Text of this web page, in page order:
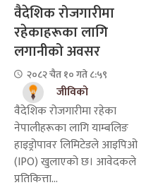
वैदेशिक रोजगारीमा
रहेकाहरूका लागि
लगानीको अवसर
२०८२ चैत १० गते ८:५९
जीविको
वैदेशिक रोजगारीमा रहेका
नेपालीहरूका लागि याम्बलिङ
हाइड्रोपावर लिमिटेडले आइपिओ
(IPO) खुलाएको छ। आवेदकले
प्रतिकित्ता...